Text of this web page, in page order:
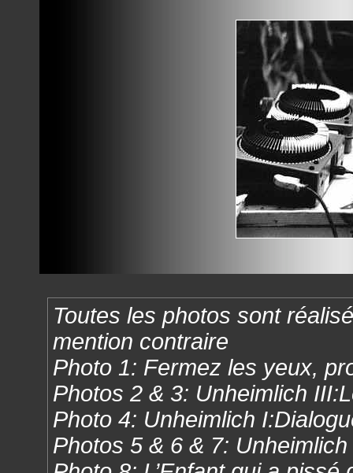
Toutes les photos sont
mention contraire
Photo 1: Fermez les yeux,
Photos 2 & 3: Unheimlich
Photo 4: Unheimlich
Photos 5 & 6 & 7: